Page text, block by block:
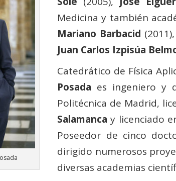
Medicina y también
Mariano Barbacid (2011),
Juan Carlos Izpisúa
Catedrático de Física
Posada es ingeniero y
Politécnica de Madrid,
Salamanca y licenciado
Poseedor de cinco
dirigido numerosos
diversas academias